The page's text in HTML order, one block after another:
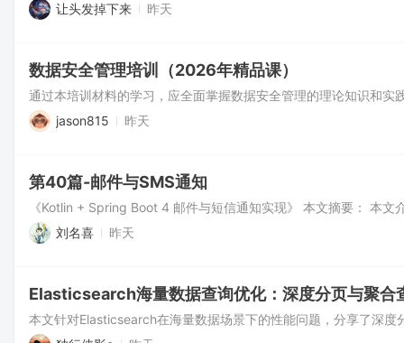
让头发掉下来
昨天
数据安全管理培训（2026年精品课）
jason815 昨天
第40篇-邮件与SMS通知
刘名喜 昨天
Elasticsearch海量数据查询优化：深度分页与聚合